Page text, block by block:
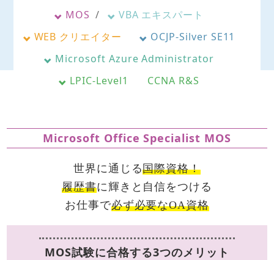
MOS
VBA エキスパート
WEB クリエイター
OCJP-Silver SE11
Microsoft Azure Administrator
LPIC-Level1
CCNA R&S
Microsoft Office Specialist MOS
世界に通じる国際資格！
履歴書に輝きと自信をつける
お仕事で必ず必要なOA資格
MOS試験に合格する3つのメリット